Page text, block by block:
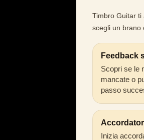
Timbro Guitar ti
scegli un brano
Feedback
Scopri se le
mancate o
passo
Inizia